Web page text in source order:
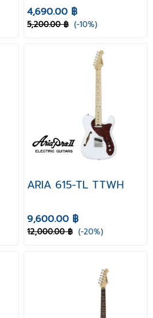
4,690.00 ฿
5,200.00 ฿ (-10%)
ARIA 615-TL TTWH
9,600.00 ฿
12,000.00 ฿ (-20%)